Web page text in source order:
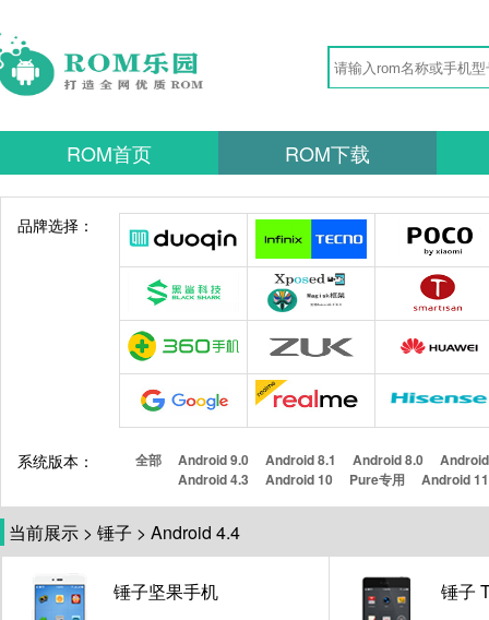
ROM首页 ROM下载
品牌选择：
系统版本： 全部 Android 9.0 Android 8.1 Android 8.0
Android 4.3
Android 10 Pure专用 Android 11
当前展示 > 锤子 > Android 4.4
锤子坚果手机 锤子